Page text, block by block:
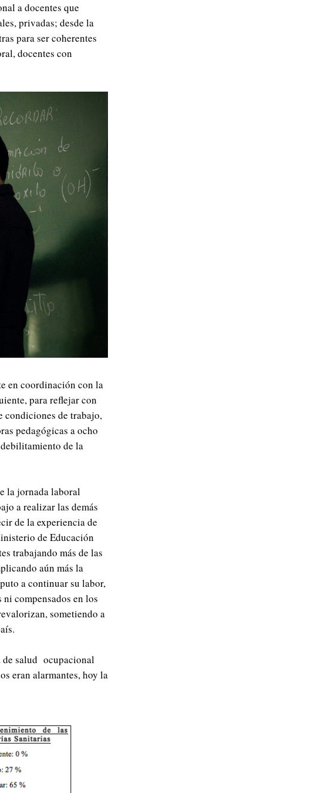
a docentes que
privadas; desde la
para ser coherentes
docentes con
en coordinación con la
para reflejar con
condiciones de trabajo,
pedagógicas a ocho
de la
la jornada laboral
a realizar las demás
de la experiencia de
de Educación
trabajando más de las
aún más la
a continuar su labor,
compensados en los
sometiendo a
de salud ocupacional
eran alarmantes, hoy la